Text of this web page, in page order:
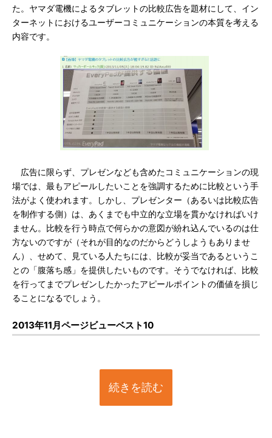
た。ヤマダ電機によるタブレットの比較広告を題材にして、イン
ターネットにおけるユーザーコミュニケーションの本質を考える
内容です。
広告に限らず、プレゼンなども含めたコミュニケーションの現
場では、最もアピールしたいことを強調するために比較という手
法がよく使われます。しかし、プレゼンター（あるいは比較広告
を制作する側）は、あくまでも中立的な立場を貫かなければいけ
ません。比較を行う時点で何らかの意図が紛れ込んでいるのは仕
方ないのですが（それが目的なのだからどうしようもありませ
ん）、せめて、見ている人たちには、比較が妥当であるというこ
との「腹落ち感」を提供したいものです。そうでなければ、比較
を行ってまでプレゼンしたかったアピールポイントの価値を損じ
ることになるでしょう。
2013年11月ページビューベスト10
続きを読む